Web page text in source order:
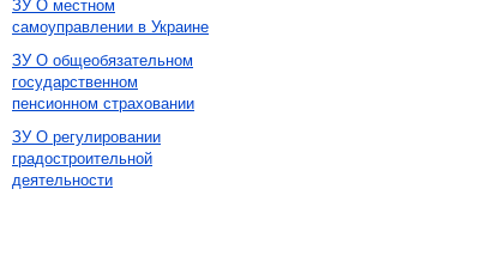
ЗУ О местном
самоуправлении в Украине
ЗУ О общеобязательном
государственном
пенсионном страховании
ЗУ О регулировании
градостроительной
деятельности